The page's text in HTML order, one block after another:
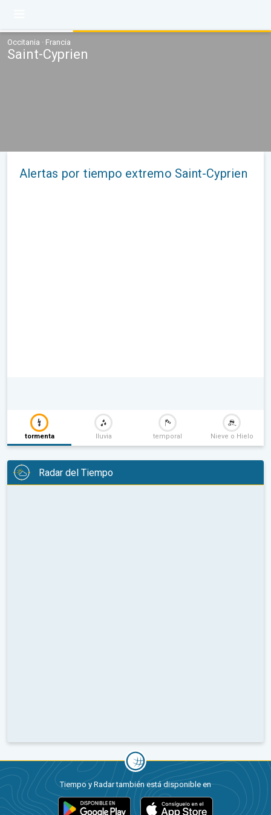
Occitania · Francia
Saint-Cyprien
Alertas por tiempo extremo Saint-Cyprien
tormenta lluvia temporal Nieve o Hielo
Radar del Tiempo
Tiempo y Radar también está disponible en